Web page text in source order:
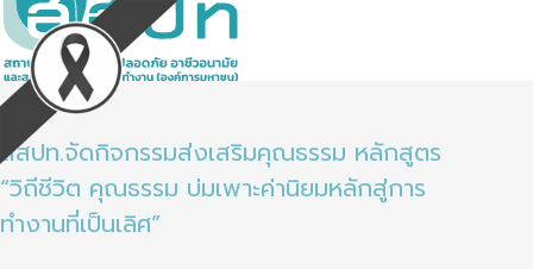
สสปท.จัดกิจกรรมส่งเสริมคุณธรรม หลักสูตร
“วิถีชีวิต คุณธรรม บ่มเพาะค่านิยมหลักสู่การ
ทำงานที่เป็นเลิศ”